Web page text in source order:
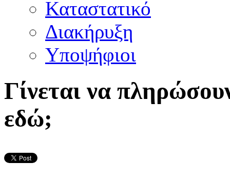
Καταστατικό
Διακήρυξη
Υποψήφιοι
Γίνεται να
εδώ;